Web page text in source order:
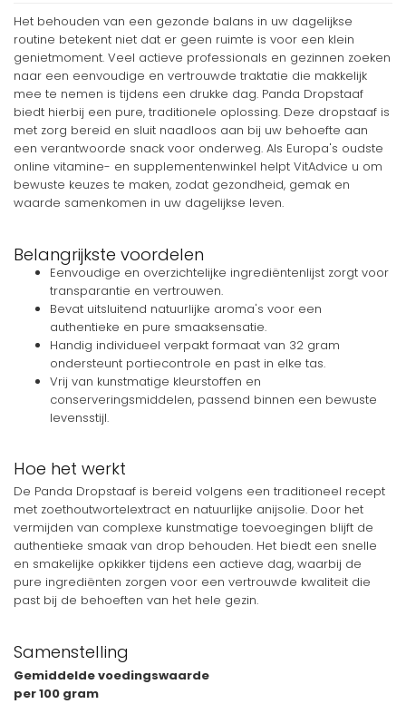
Het behouden van een gezonde balans in uw dagelijkse
routine betekent niet dat er geen ruimte is voor een klein
genietmoment. Veel actieve professionals en gezinnen zoeken
naar een eenvoudige en vertrouwde traktatie die makkelijk
mee te nemen is tijdens een drukke dag. Panda Dropstaaf
biedt hierbij een pure, traditionele oplossing. Deze dropstaaf is
met zorg bereid en sluit naadloos aan bij uw behoefte aan
een verantwoorde snack voor onderweg. Als Europa's oudste
online vitamine- en supplementenwinkel helpt VitAdvice u om
bewuste keuzes te maken, zodat gezondheid, gemak en
waarde samenkomen in uw dagelijkse leven.
Belangrijkste voordelen
Eenvoudige en overzichtelijke ingrediëntenlijst zorgt voor
transparantie en vertrouwen.
Bevat uitsluitend natuurlijke aroma's voor een
authentieke en pure smaaksensatie.
Handig individueel verpakt formaat van 32 gram
ondersteunt portiecontrole en past in elke tas.
Vrij van kunstmatige kleurstoffen en
conserveringsmiddelen, passend binnen een bewuste
levensstijl.
Hoe het werkt
De Panda Dropstaaf is bereid volgens een traditioneel recept
met zoethoutwortelextract en natuurlijke anijsolie. Door het
vermijden van complexe kunstmatige toevoegingen blijft de
authentieke smaak van drop behouden. Het biedt een snelle
en smakelijke opkikker tijdens een actieve dag, waarbij de
pure ingrediënten zorgen voor een vertrouwde kwaliteit die
past bij de behoeften van het hele gezin.
Samenstelling
Gemiddelde voedingswaarde
per 100 gram